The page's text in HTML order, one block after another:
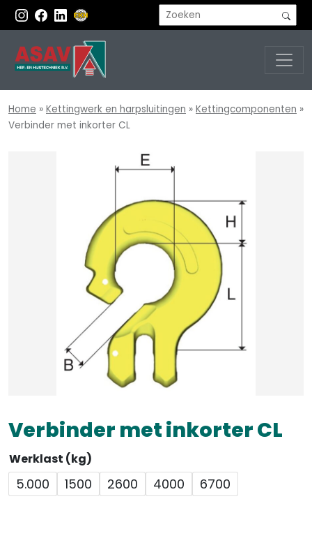
Home » Kettingwerk en harpsluitingen » Kettingcomponenten »
Verbinder met inkorter CL
Verbinder met inkorter CL
Werklast (kg)
5.000 1500 2600 4000 6700